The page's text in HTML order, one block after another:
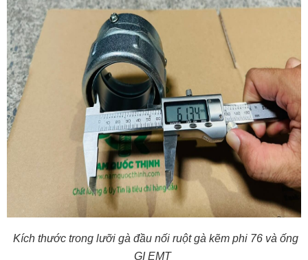
Kích thước trong lưỡi gà đầu nối ruột gà kẽm phi 76 và ống
GI EMT